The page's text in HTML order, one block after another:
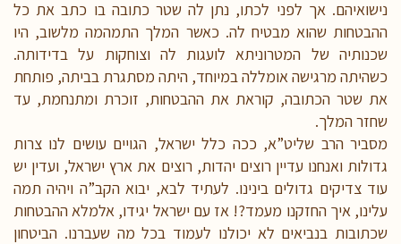
נישואיהם. אך לפני לכתו, נתן לה שטר כתובה בו כתב את כל
ההבטחות שהוא מבטיח לה. כאשר המלך התמהמה מלשוב, היו
שכנותיה של המטרוניתא לועגות לה וצוחקות על בדידותה.
כשהיתה מרגישה אומללה במיוחד, היתה מסתגרת בביתה, פותחת
את שטר הכתובה, קוראת את ההבטחות, זוכרת ומתנחמת, עד
שחזר המלך.
מסביר הרב שליט”א, ככה כלל ישראל, הגויים עושים לנו צרות
גדולות ואנחנו עדיין רוצים יהדות, רוצים את ארץ ישראל, ועדין יש
עוד צדיקים גדולים בינינו. לעתיד לבא, יבוא הקב”ה ויהיה תמה
עלינו, איך החזקנו מעמד?! אז עם ישראל יגידו, אלמלא ההבטחות
שכתובות בנביאים לא יכולנו לעמוד בכל מה שעברנו. הביטחון